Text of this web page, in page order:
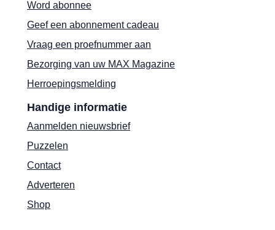
Word abonnee
Geef een abonnement cadeau
Vraag een proefnummer aan
Bezorging van uw MAX Magazine
Herroepingsmelding
Handige informatie
Aanmelden nieuwsbrief
Puzzelen
Contact
Adverteren
Shop